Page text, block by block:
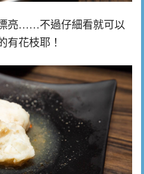
亮……不過仔細看就可以
有花枝耶！